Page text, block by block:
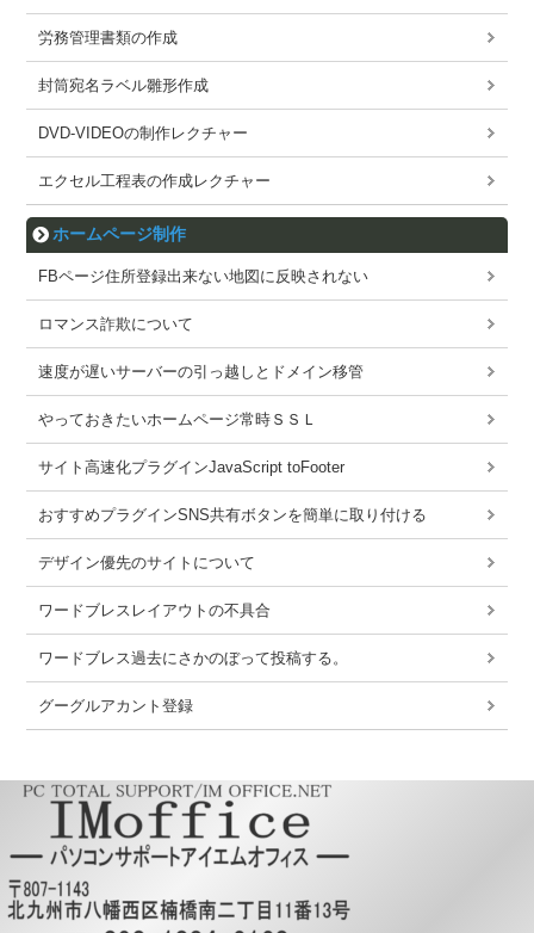
労務管理書類の作成
封筒宛名ラベル雛形作成
DVD-VIDEOの制作レクチャー
エクセル工程表の作成レクチャー
ホームページ制作
FBページ住所登録出来ない地図に反映されない
ロマンス詐欺について
速度が遅いサーバーの引っ越しとドメイン移管
やっておきたいホームページ常時ＳＳＬ
サイト高速化プラグインJavaScript toFooter
おすすめプラグインSNS共有ボタンを簡単に取り付ける
デザイン優先のサイトについて
ワードブレスレイアウトの不具合
ワードブレス過去にさかのぼって投稿する。
グーグルアカント登録